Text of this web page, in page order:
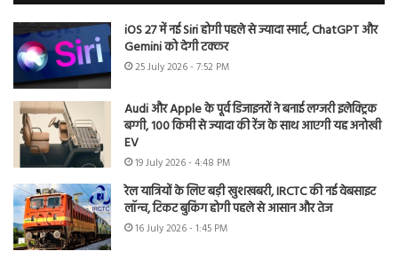
iOS 27 में नई Siri होगी पहले से ज्यादा स्मार्ट, ChatGPT और
Gemini को देगी टक्कर
25 July 2026 - 7:52 PM
Audi और Apple के पूर्व डिजाइनरों ने बनाई लग्जरी इलेक्ट्रिक
बग्गी, 100 किमी से ज्यादा की रेंज के साथ आएगी यह अनोखी
EV
19 July 2026 - 4:48 PM
रेल यात्रियों के लिए बड़ी खुशखबरी, IRCTC की नई वेबसाइट
लॉन्च, टिकट बुकिंग होगी पहले से आसान और तेज
16 July 2026 - 1:45 PM